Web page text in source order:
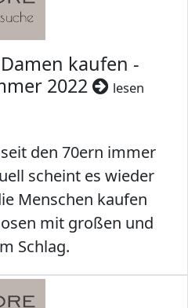
kaufen -
2022
lesen
den 70ern immer
scheint es wieder
Menschen kaufen
mit großen und
Schlag.